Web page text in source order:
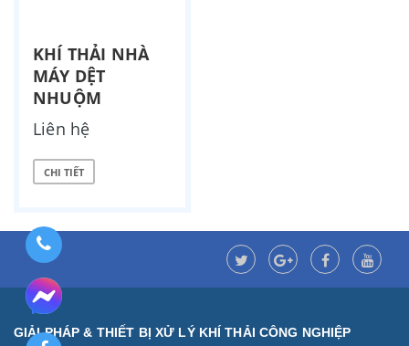
KHÍ THẢI NHÀ
MÁY DỆT
NHUỘM
Liên hệ
CHI TIẾT
GIẢI PHÁP & THIẾT BỊ XỬ LÝ KHÍ THẢI CÔNG NGHIỆP